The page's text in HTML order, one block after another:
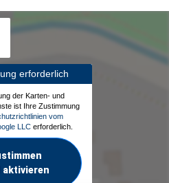
erforderlich
der Karten- und
ist Ihre Zustimmung
vom
LLC erforderlich.
aktivieren